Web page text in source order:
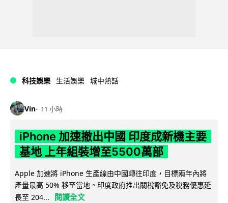
科技娛樂 生活娛樂 城中熱話
Vin 11 小時
iPhone 加速撤出中國 印度成新機主要
基地 上年組裝增至5500萬部
Apple 加速將 iPhone 生產線由中國轉往印度，目標兩年內將
產量最高 50% 移至當地。印度政府推出關稅豁免及稅務優惠延
長至 204...
閱讀全文